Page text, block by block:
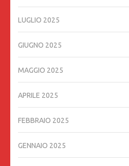
LUGLIO 2025
GIUGNO 2025
MAGGIO 2025
APRILE 2025
FEBBRAIO 2025
GENNAIO 2025